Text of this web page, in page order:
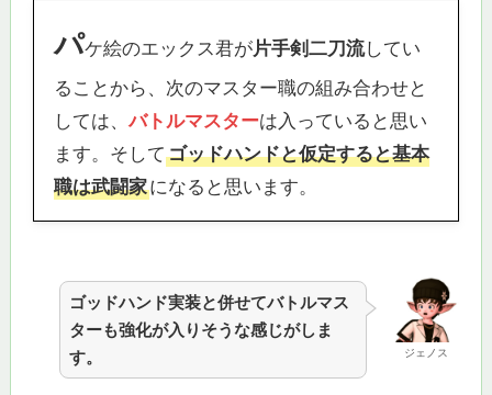
パケ絵のエックス君が片手剣二刀流してい
ることから、次のマスター職の組み合わせと
しては、バトルマスターは入っていると思い
ます。そしてゴッドハンドと仮定すると基本
職は武闘家になると思います。
ジェノス
ゴッドハンド実装と併せてバトルマス
ターも強化が入りそうな感じがしま
す。